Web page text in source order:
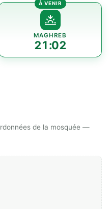
MAGHREB
21:02
de la mosquée —